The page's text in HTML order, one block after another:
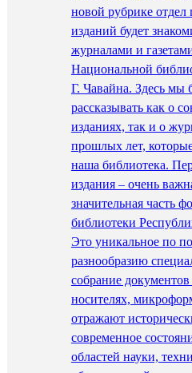
новой рубрике отдел
изданий будет
журналами и
Национальной
Г. Чавайна. Здесь мы
рассказывать как о
изданиях, так и о
прошлых лет,
наша библиотека.
издания – очень
значительная часть
библиотеки
Это уникальное по
разнообразию
собрание
носителях,
отражают
современное
областей науки,